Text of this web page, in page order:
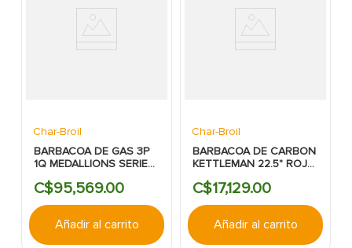
Char-Broil
BARBACOA DE GAS 3P
1Q MEDALLIONS SERIES
INOXIDABLE CHAR
C$95,569.00
Añadir al carrito
Char-Broil
BARBACOA DE CARBON
KETTLEMAN 22.5" ROJA
C$17,129.00
Añadir al carrito